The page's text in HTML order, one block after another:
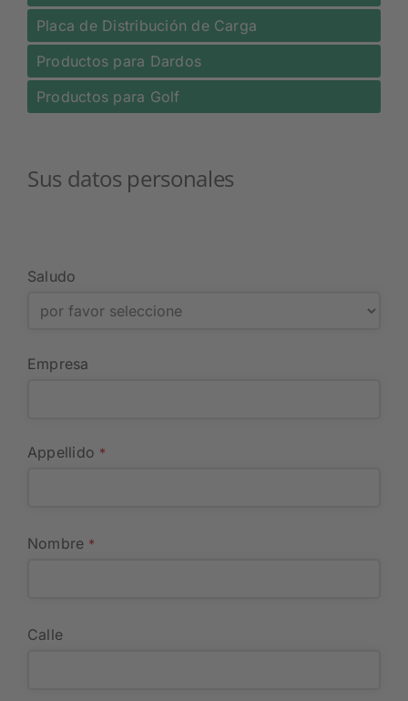
Placa de Distribución de Carga
Productos para Dardos
Productos para Golf
Sus datos personales
Saludo
Empresa
Appellido *
Nombre *
Calle